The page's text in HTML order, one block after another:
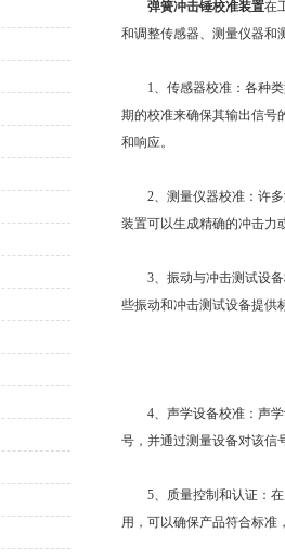
弹簧冲击锤校准装置在
和调整传感器、测量仪器和
1、传感器校准：各种类
期的校准来确保其输出信号
和响应。
2、测量仪器校准：许多
装置可以生成精确的冲击力
3、振动与冲击测试设备
些振动和冲击测试设备提供
4、声学设备校准：声学
号，并通过测量设备对该信
5、质量控制和认证：在
用，可以确保产品符合标准